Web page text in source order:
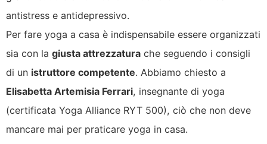
antistress e antidepressivo.
Per fare yoga a casa è indispensabile essere organizzati
sia con la giusta attrezzatura che seguendo i consigli
di un istruttore competente. Abbiamo chiesto a
Elisabetta Artemisia Ferrari, insegnante di yoga
(certificata Yoga Alliance RYT 500), ciò che non deve
mancare mai per praticare yoga in casa.